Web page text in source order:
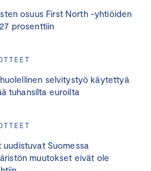
osuus First North -yhtiöiden
prosenttiin
selvitystyö käytettyä
tuhansilta euroilta
Suomessa
muutokset eivät ole